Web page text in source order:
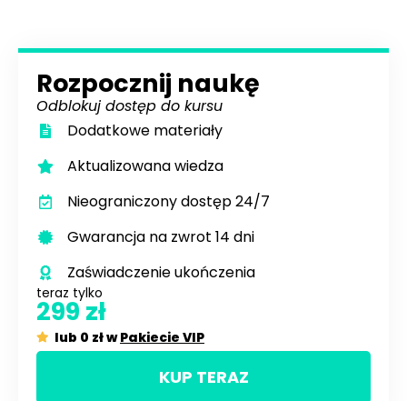
Rozpocznij naukę
Odblokuj dostęp do kursu
Dodatkowe materiały
Aktualizowana wiedza
Nieograniczony dostęp 24/7
Gwarancja na zwrot 14 dni
Zaświadczenie ukończenia
teraz tylko
299 zł
lub 0 zł wPakiecie VIP
KUP TERAZ